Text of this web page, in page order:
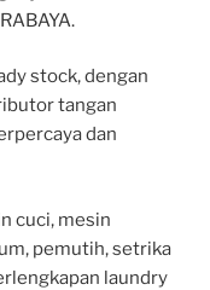
stock, dengan
tangan
dan
cuci, mesin
pemutih, setrika
laundry